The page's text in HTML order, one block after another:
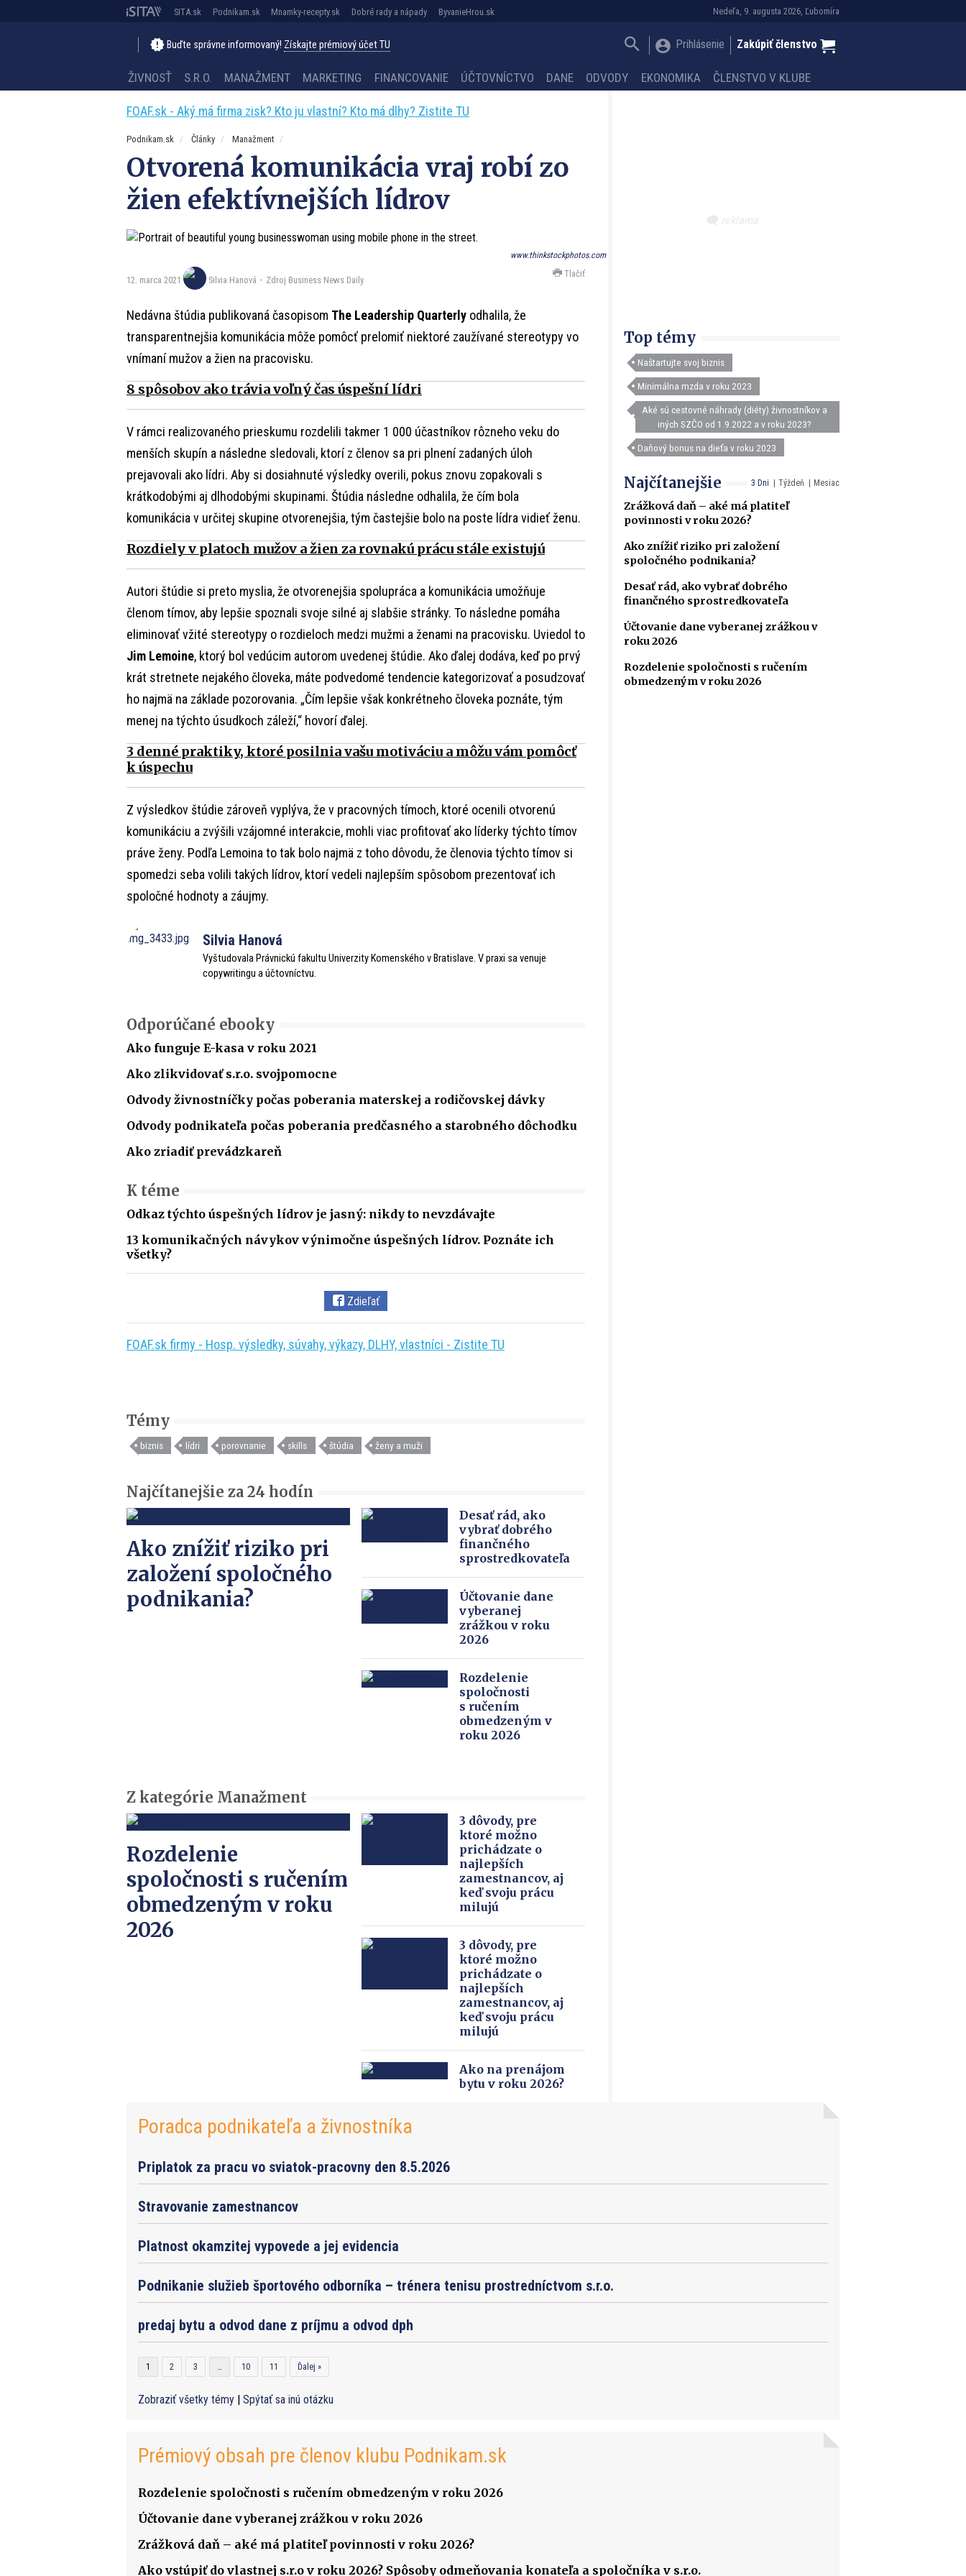
Nedeľa, 9. augusta 2026, Ľubomíra
SITA.sk Podnikam.sk Mnamky-recepty.sk Dobré rady a nápady ByvanieHrou.sk
Buďte správne informovaný! Získajte prémiový účet TU Prihlásenie Zakúpiť členstvo
ŽIVNOSŤ S.R.O. MANAŽMENT MARKETING FINANCOVANIE ÚČTOVNÍCTVO DANE ODVODY EKONOMIKA ČLENSTVO V KLUBE
FOAF.sk - Aký má firma zisk? Kto ju vlastní? Kto má dlhy? Zistite TU
Podnikam.sk Články Manažment
Otvorená komunikácia vraj robí zo
žien efektívnejších lídrov
www.thinkstockphotos.com
12. marca 2021 Silvia Hanová Zdroj Business News Daily
Tlačiť
Nedávna štúdia publikovaná časopisom The Leadership Quarterly odhalila, že
transparentnejšia komunikácia môže pomôcť prelomiť niektoré zaužívané stereotypy vo
vnímaní mužov a žien na pracovisku.
8 spôsobov ako trávia voľný čas úspešní lídri
V rámci realizovaného prieskumu rozdelili takmer 1 000 účastníkov rôzneho veku do
menších skupín a následne sledovali, ktorí z členov sa pri plnení zadaných úloh
prejavovali ako lídri. Aby si dosiahnuté výsledky overili, pokus znovu zopakovali s
krátkodobými aj dlhodobými skupinami. Štúdia následne odhalila, že čím bola
komunikácia v určitej skupine otvorenejšia, tým častejšie bolo na poste lídra vidieť ženu.
Rozdiely v platoch mužov a žien za rovnakú prácu stále existujú
Autori štúdie si preto myslia, že otvorenejšia spolupráca a komunikácia umožňuje
členom tímov, aby lepšie spoznali svoje silné aj slabšie stránky. To následne pomáha
eliminovať vžité stereotypy o rozdieloch medzi mužmi a ženami na pracovisku. Uviedol to
Jim Lemoine, ktorý bol vedúcim autorom uvedenej štúdie. Ako ďalej dodáva, keď po prvý
krát stretnete nejakého človeka, máte podvedomé tendencie kategorizovať a posudzovať
ho najmä na základe pozorovania. „Čím lepšie však konkrétneho človeka poznáte, tým
menej na týchto úsudkoch záleží,“ hovorí ďalej.
3 denné praktiky, ktoré posilnia vašu motiváciu a môžu vám pomôcť
k úspechu
Z výsledkov štúdie zároveň vyplýva, že v pracovných tímoch, ktoré ocenili otvorenú
komunikáciu a zvýšili vzájomné interakcie, mohli viac profitovať ako líderky týchto tímov
práve ženy. Podľa Lemoina to tak bolo najmä z toho dôvodu, že členovia týchto tímov si
spomedzi seba volili takých lídrov, ktorí vedeli najlepším spôsobom prezentovať ich
spoločné hodnoty a záujmy.
Silvia Hanová
Vyštudovala Právnickú fakultu Univerzity Komenského v Bratislave. V praxi sa venuje
copywritingu a účtovníctvu.
Odporúčané ebooky
Ako funguje E-kasa v roku 2021
Ako zlikvidovať s.r.o. svojpomocne
Odvody živnostníčky počas poberania materskej a rodičovskej dávky
Odvody podnikateľa počas poberania predčasného a starobného dôchodku
Ako zriadiť prevádzkareň
K téme
Odkaz týchto úspešných lídrov je jasný: nikdy to nevzdávajte
13 komunikačných návykov výnimočne úspešných lídrov. Poznáte ich
všetky?
Zdieľať
FOAF.sk firmy - Hosp. výsledky, súvahy, výkazy, DLHY, vlastníci - Zistite TU
Top témy
Naštartujte svoj biznis
Minimálna mzda v roku 2023
Aké sú cestovné náhrady (diéty) živnostníkov a
iných SZČO od 1.9.2022 a v roku 2023?
Daňový bonus na dieťa v roku 2023
3 Dni Týždeň Mesiac
Najčítanejšie
Zrážková daň – aké má platiteľ
povinnosti v roku 2026?
Ako znížiť riziko pri založení
spoločného podnikania?
Desať rád, ako vybrať dobrého
finančného sprostredkovateľa
Účtovanie dane vyberanej zrážkou v
roku 2026
Rozdelenie spoločnosti s ručením
obmedzeným v roku 2026
Témy
biznis lídri porovnanie skills štúdia ženy a muži
Najčítanejšie za 24 hodín
Ako znížiť riziko pri
založení spoločného
podnikania?
Desať rád, ako
vybrať dobrého
finančného
sprostredkovateľa
Účtovanie dane
vyberanej
zrážkou v roku
2026
Rozdelenie
spoločnosti
s ručením
obmedzeným v
roku 2026
Z kategórie Manažment
Rozdelenie
spoločnosti s ručením
obmedzeným v roku
2026
3 dôvody, pre
ktoré možno
prichádzate o
najlepších
zamestnancov, aj
keď svoju prácu
milujú
3 dôvody, pre
ktoré možno
prichádzate o
najlepších
zamestnancov, aj
keď svoju prácu
milujú
Ako na prenájom
bytu v roku 2026?
Poradca podnikateľa a živnostníka
Priplatok za pracu vo sviatok-pracovny den 8.5.2026
Stravovanie zamestnancov
Platnost okamzitej vypovede a jej evidencia
Podnikanie služieb športového odborníka – trénera tenisu prostredníctvom s.r.o.
predaj bytu a odvod dane z príjmu a odvod dph
1 2 3 … 10 11 Ďalej »
Zobraziť všetky témy Spýtať sa inú otázku
Prémiový obsah pre členov klubu Podnikam.sk
Rozdelenie spoločnosti s ručením obmedzeným v roku 2026
Účtovanie dane vyberanej zrážkou v roku 2026
Zrážková daň – aké má platiteľ povinnosti v roku 2026?
Ako vstúpiť do vlastnej s.r.o v roku 2026? Spôsoby odmeňovania konateľa a spoločníka v s.r.o.